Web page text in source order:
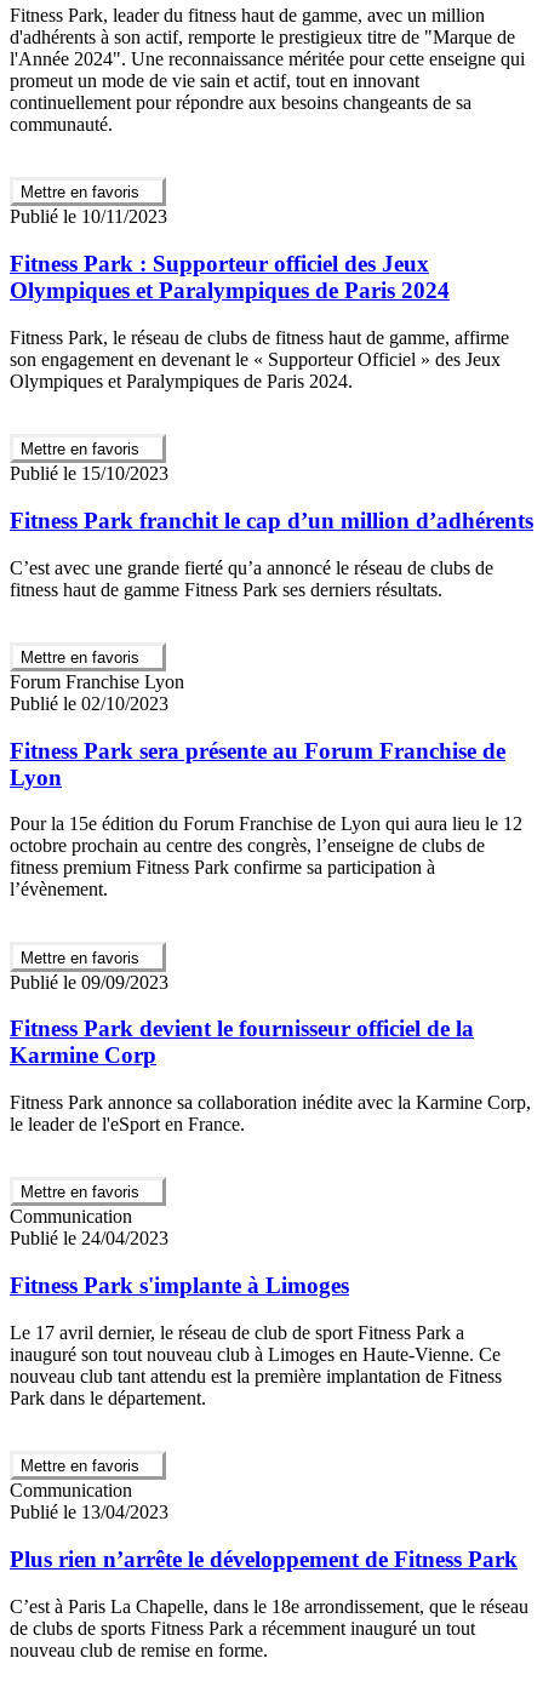
Fitness Park, leader du fitness haut de gamme, avec un million
d'adhérents à son actif, remporte le prestigieux titre de "Marque de
l'Année 2024". Une reconnaissance méritée pour cette enseigne qui
promeut un mode de vie sain et actif, tout en innovant
continuellement pour répondre aux besoins changeants de sa
communauté.
Mettre en favoris
Publié le 10/11/2023
Fitness Park : Supporteur officiel des Jeux
Olympiques et Paralympiques de Paris 2024
Fitness Park, le réseau de clubs de fitness haut de gamme, affirme
son engagement en devenant le « Supporteur Officiel » des Jeux
Olympiques et Paralympiques de Paris 2024.
Mettre en favoris
Publié le 15/10/2023
Fitness Park franchit le cap d’un million d’adhérents
C’est avec une grande fierté qu’a annoncé le réseau de clubs de
fitness haut de gamme Fitness Park ses derniers résultats.
Mettre en favoris
Forum Franchise Lyon
Publié le 02/10/2023
Fitness Park sera présente au Forum Franchise de
Lyon
Pour la 15e édition du Forum Franchise de Lyon qui aura lieu le 12
octobre prochain au centre des congrès, l’enseigne de clubs de
fitness premium Fitness Park confirme sa participation à
l’évènement.
Mettre en favoris
Publié le 09/09/2023
Fitness Park devient le fournisseur officiel de la
Karmine Corp
Fitness Park annonce sa collaboration inédite avec la Karmine Corp,
le leader de l'eSport en France.
Mettre en favoris
Communication
Publié le 24/04/2023
Fitness Park s'implante à Limoges
Le 17 avril dernier, le réseau de club de sport Fitness Park a
inauguré son tout nouveau club à Limoges en Haute-Vienne. Ce
nouveau club tant attendu est la première implantation de Fitness
Park dans le département.
Mettre en favoris
Communication
Publié le 13/04/2023
Plus rien n’arrête le développement de Fitness Park
C’est à Paris La Chapelle, dans le 18e arrondissement, que le réseau
de clubs de sports Fitness Park a récemment inauguré un tout
nouveau club de remise en forme.